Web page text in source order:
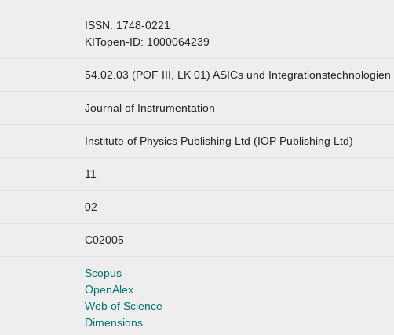
ISSN: 1748-0221
KITopen-ID: 1000064239
54.02.03 (POF III, LK 01) ASICs und Integrationstechnologien
Journal of Instrumentation
Institute of Physics Publishing Ltd (IOP Publishing Ltd)
11
02
C02005
Scopus
OpenAlex
Web of Science
Dimensions